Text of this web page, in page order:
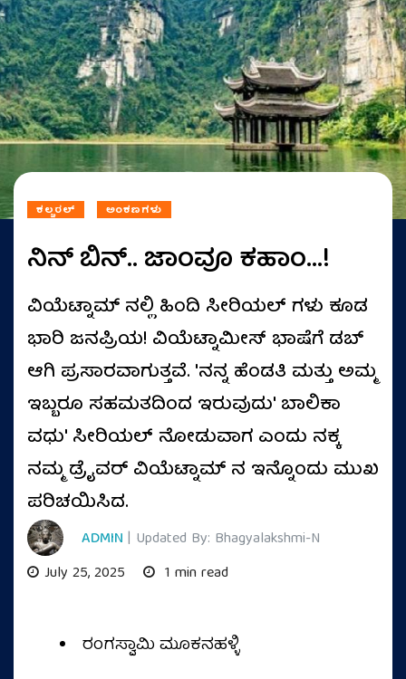
ಕಲ್ಚರಲ್ ಅಂಕಣಗಳು
ನಿನ್ ಬಿನ್.. ಜಾಂವೂ ಕಹಾಂ...!
ವಿಯೆಟ್ನಾಮ್ ನಲ್ಲಿ ಹಿಂದಿ ಸೀರಿಯಲ್ ಗಳು ಕೂಡ
ಭಾರಿ ಜನಪ್ರಿಯ! ವಿಯೆಟ್ನಾಮೀಸ್ ಭಾಷೆಗೆ ಡಬ್
ಆಗಿ ಪ್ರಸಾರವಾಗುತ್ತವೆ. 'ನನ್ನ ಹೆಂಡತಿ ಮತ್ತು ಅಮ್ಮ
ಇಬ್ಬರೂ ಸಹಮತದಿಂದ ಇರುವುದು' ಬಾಲಿಕಾ
ವಧು' ಸೀರಿಯಲ್ ನೋಡುವಾಗ ಎಂದು ನಕ್ಕ
ನಮ್ಮ ಡ್ರೈವರ್ ವಿಯೆಟ್ನಾಮ್ ನ ಇನ್ನೊಂದು ಮುಖ
ಪರಿಚಯಿಸಿದ.
ADMIN | Updated By: Bhagyalakshmi-N
July 25, 2025
1 min read
ರಂಗಸ್ವಾಮಿ ಮೂಕನಹಳ್ಳಿ